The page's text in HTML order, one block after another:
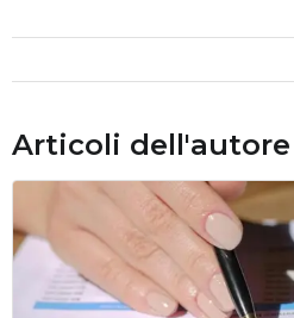
Articoli dell'autore